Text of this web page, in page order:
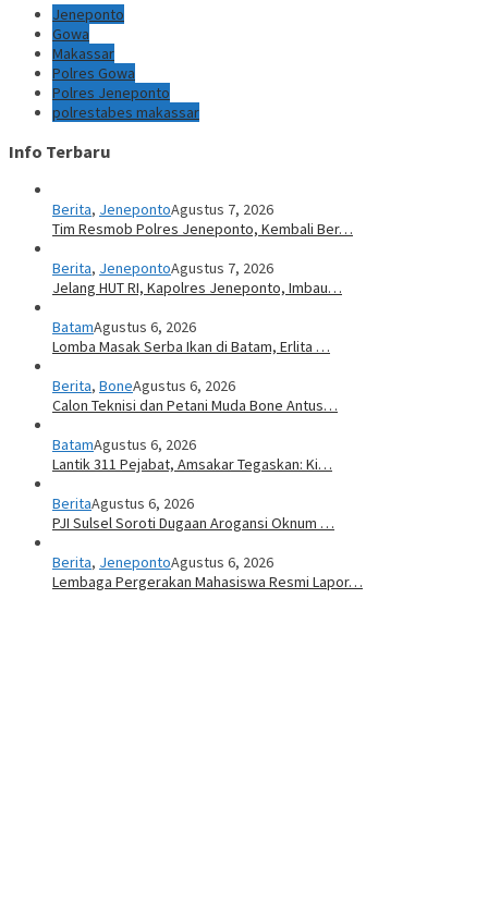
Jeneponto
Gowa
Makassar
Polres Gowa
Polres Jeneponto
polrestabes makassar
Info Terbaru
Berita, JenepontoAgustus 7, 2026
Tim Resmob Polres Jeneponto, Kembali Ber…
Berita, JenepontoAgustus 7, 2026
Jelang HUT RI, Kapolres Jeneponto, Imbau…
BatamAgustus 6, 2026
Lomba Masak Serba Ikan di Batam, Erlita …
Berita, BoneAgustus 6, 2026
Calon Teknisi dan Petani Muda Bone Antus…
BatamAgustus 6, 2026
Lantik 311 Pejabat, Amsakar Tegaskan: Ki…
BeritaAgustus 6, 2026
PJI Sulsel Soroti Dugaan Arogansi Oknum …
Berita, JenepontoAgustus 6, 2026
Lembaga Pergerakan Mahasiswa Resmi Lapor…